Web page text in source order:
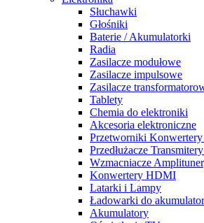
Słuchawki
Głośniki
Baterie / Akumulatorki
Radia
Zasilacze modułowe
Zasilacze impulsowe
Zasilacze
Tablety
Chemia do elektroniki
Akcesoria elektroniczne
Przetworniki
Przedłużacze
Wzmacniacze
Konwertery HDMI
Latarki i Lampy
Ładowarki do
Akumulatory